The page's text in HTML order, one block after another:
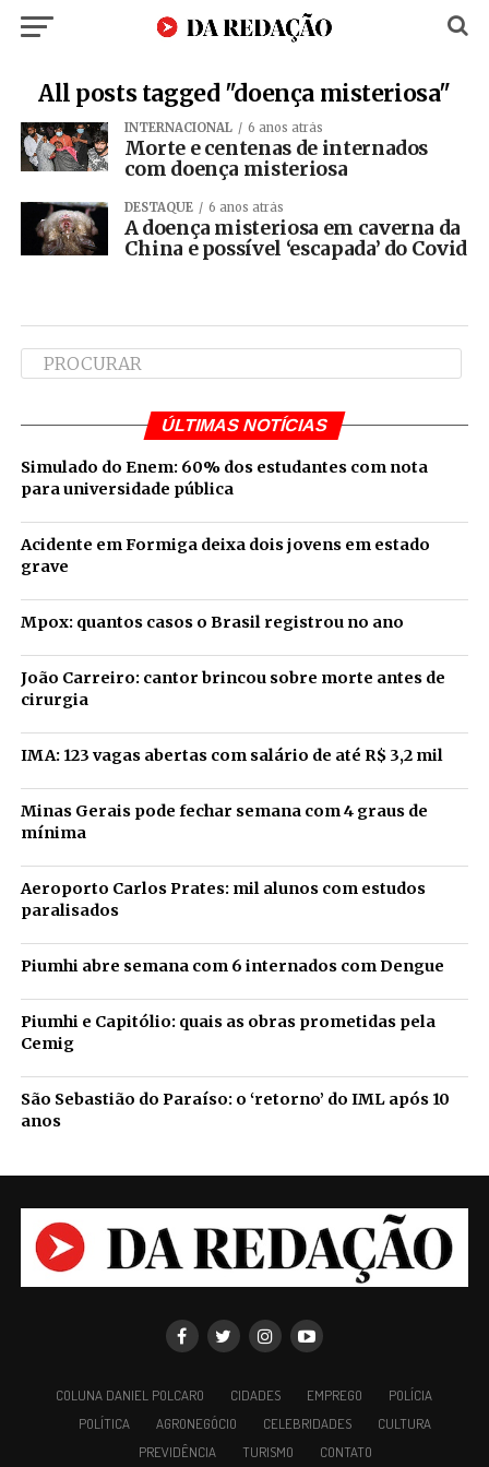
All posts tagged "doença misteriosa"
INTERNACIONAL 6 anos atrás
Morte e centenas de internados
com doença misteriosa
DESTAQUE 6 anos atrás
A doença misteriosa em caverna da
China e possível ‘escapada’ do Covid
ÚLTIMAS NOTÍCIAS
Simulado do Enem: 60% dos estudantes com nota
para universidade pública
Acidente em Formiga deixa dois jovens em estado
grave
Mpox: quantos casos o Brasil registrou no ano
João Carreiro: cantor brincou sobre morte antes de
cirurgia
IMA: 123 vagas abertas com salário de até R$ 3,2 mil
Minas Gerais pode fechar semana com 4 graus de
mínima
Aeroporto Carlos Prates: mil alunos com estudos
paralisados
Piumhi abre semana com 6 internados com Dengue
Piumhi e Capitólio: quais as obras prometidas pela
Cemig
São Sebastião do Paraíso: o ‘retorno’ do IML após 10
anos
COLUNA DANIEL POLCARO CIDADES EMPREGO
POLÍCIA
POLÍTICA
AGRONEGÓCIO CELEBRIDADES
CULTURA
PREVIDÊNCIA
TURISMO CONTATO